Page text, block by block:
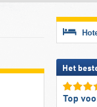
Het
Top